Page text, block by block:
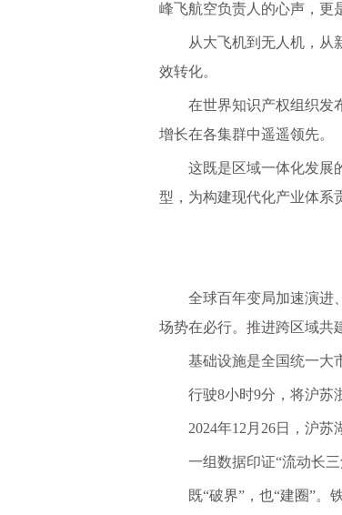
峰飞航空负责人的心声，更
从大飞机到无人机，从
效转化。
在世界知识产权组织发
增长在各集群中遥遥领先。
这既是区域一体化发展
型，为构建现代化产业体系
全球百年变局加速演进
场势在必行。推进跨区域共
基础设施是全国统一大
行驶8小时9分，将沪苏
2024年12月26日，沪
一组数据印证“流动长
既“破界”，也“建圈”。